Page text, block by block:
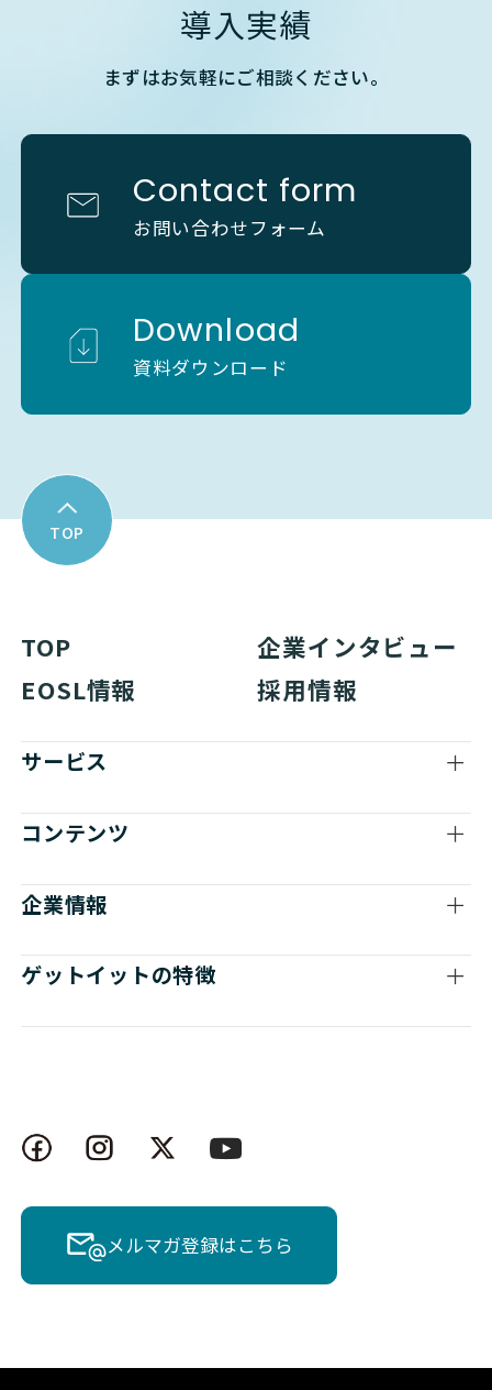
導入実績
まずはお気軽にご相談ください。
Contact form
お問い合わせフォーム
Download
資料ダウンロード
TOP
TOP
企業インタビュー
EOSL情報
採用情報
サービス
コンテンツ
企業情報
ゲットイットの特徴
メルマガ登録はこちら